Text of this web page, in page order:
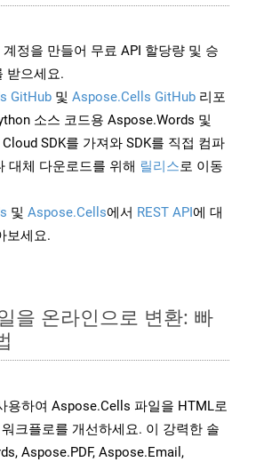
계정을 만들어 무료 API 할당량 및 승
받으세요.
GitHub 및 Aspose.Cells GitHub 리포
소스 코드용 Aspose.Words 및
SDK를 가져와 SDK를 직접 컴파
대체 다운로드를 위해 릴리스로 이동
및 Aspose.Cells에서 REST API에 대
보세요.
을 온라인으로 변환: 빠
용하여 Aspose.Cells 파일을 HTML로
크플로를 개선하세요. 이 강력한 솔
Aspose.PDF, Aspose.Email,